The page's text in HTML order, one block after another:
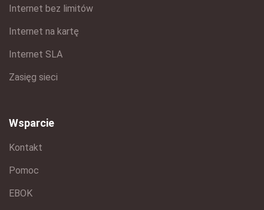
Internet bez limitów
Internet na kartę
Internet SLA
Zasięg sieci
Wsparcie
Kontakt
Pomoc
EBOK